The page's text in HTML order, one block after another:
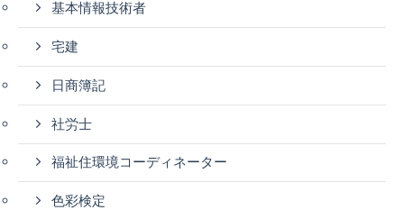
基本情報技術者
宅建
日商簿記
社労士
福祉住環境コーディネーター
色彩検定